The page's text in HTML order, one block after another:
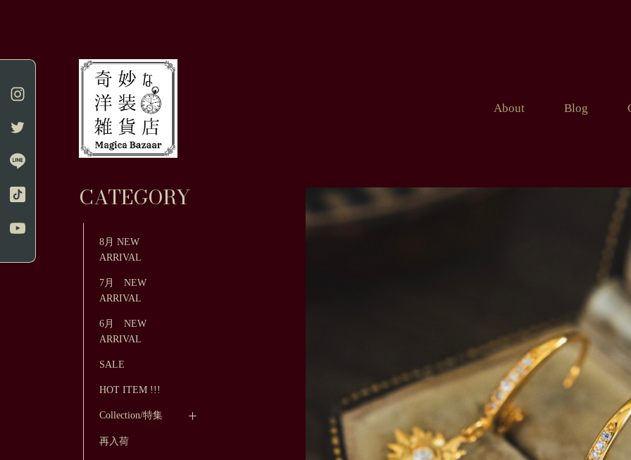
About Blog
CATEGORY
8月 NEW
ARRIVAL
7月 NEW
ARRIVAL
6月 NEW
ARRIVAL
SALE
HOT ITEM !!!
Collection/特集
再入荷